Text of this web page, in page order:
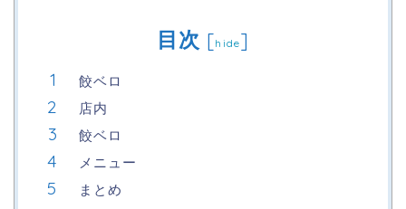
目次 [hide]
餃ベロ
店内
餃ベロ
メニュー
まとめ